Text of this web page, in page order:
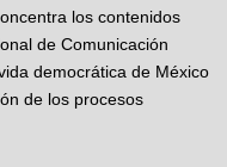
los contenidos
de Comunicación
democrática de México
de los procesos